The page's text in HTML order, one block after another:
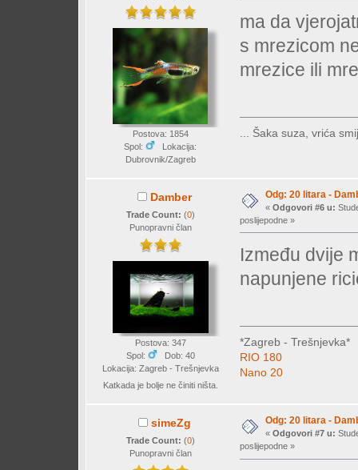
Postova: 1854
Spol:
Lokacija:
Dubrovnik/Zagreb
ma da
s mrezicom
mrezice ili
... Šaka suza, vrića
Damber
Trade Count: (0)
Punopravni član
Postova: 347
Spol:
Dob: 40
Lokacija: Zagreb - Trešnjevka
Katkada je bolje ne činiti ništa.
Odg: 20 litara -
« Odgovori #6 u:
poslijepodne »
Između dvije
napunjene
*Zagreb - Trešnjevka*
RIO 180
Nano 20
simeZg
Trade Count: (0)
Punopravni član
Odg: 20 litara -
« Odgovori #7 u:
poslijepodne »